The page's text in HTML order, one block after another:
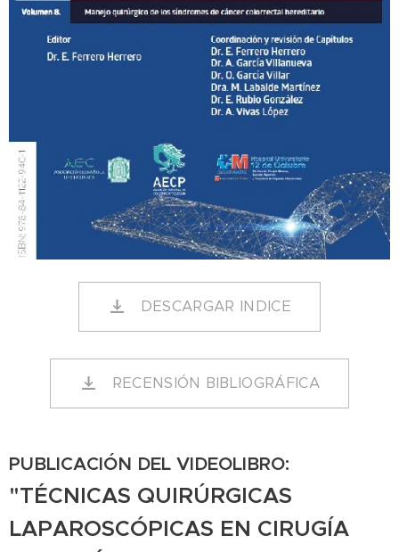
DESCARGAR INDICE
RECENSIÓN BIBLIOGRÁFICA
PUBLICACIÓN DEL VIDEOLIBRO:
"TÉCNICAS QUIRÚRGICAS
LAPAROSCÓPICAS EN CIRUGÍA